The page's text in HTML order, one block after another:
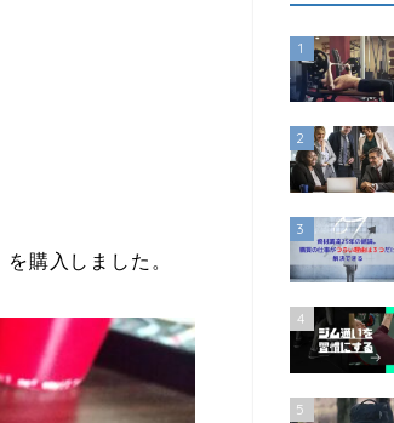
を購入しました。
1
2
3
4
5